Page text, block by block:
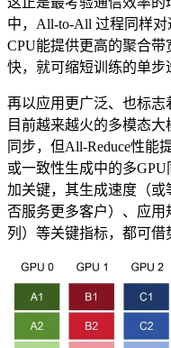
中，All-to-All 过程同样
CPU能提供更高的聚合
快，就可缩短训练的单步
再以应用更广泛、也标
目前越来越火的多模态
同步，但All-Reduce性能
或一致性生成中的多
加关键，其生成速度（
否服务更多客户）、应
列）等关键指标，都可借